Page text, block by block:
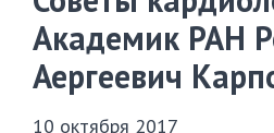
Академик РАН
Аергеевич
10 октября 2017